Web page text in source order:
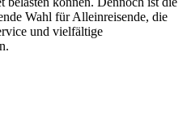
Wahl für Alleinreisende, die
und vielfältige